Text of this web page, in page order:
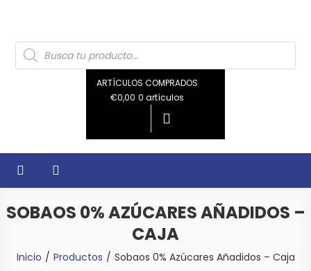
De Codan a casa
Búsqueda
de
productos
ARTÍCULOS COMPRADOS
€0,00 0 artículos
SOBAOS 0% AZÚCARES AÑADIDOS –
CAJA
Inicio Productos Sobaos 0% Azúcares Añadidos – Caja